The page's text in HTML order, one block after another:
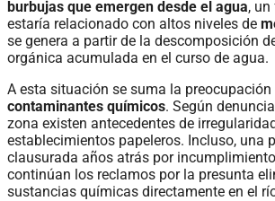
burbujas que emergen desde el agua,
estaría relacionado con altos niveles de
se genera a partir de la descomposición
orgánica acumulada en el curso de agua.
A esta situación se suma la
contaminantes químicos. Según
zona existen antecedentes de
establecimientos papeleros. Incluso, una
clausurada años atrás por
continúan los reclamos por la presunta
sustancias químicas directamente en el